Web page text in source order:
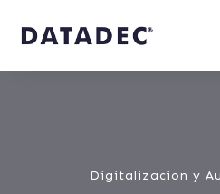
Digitalizacion y